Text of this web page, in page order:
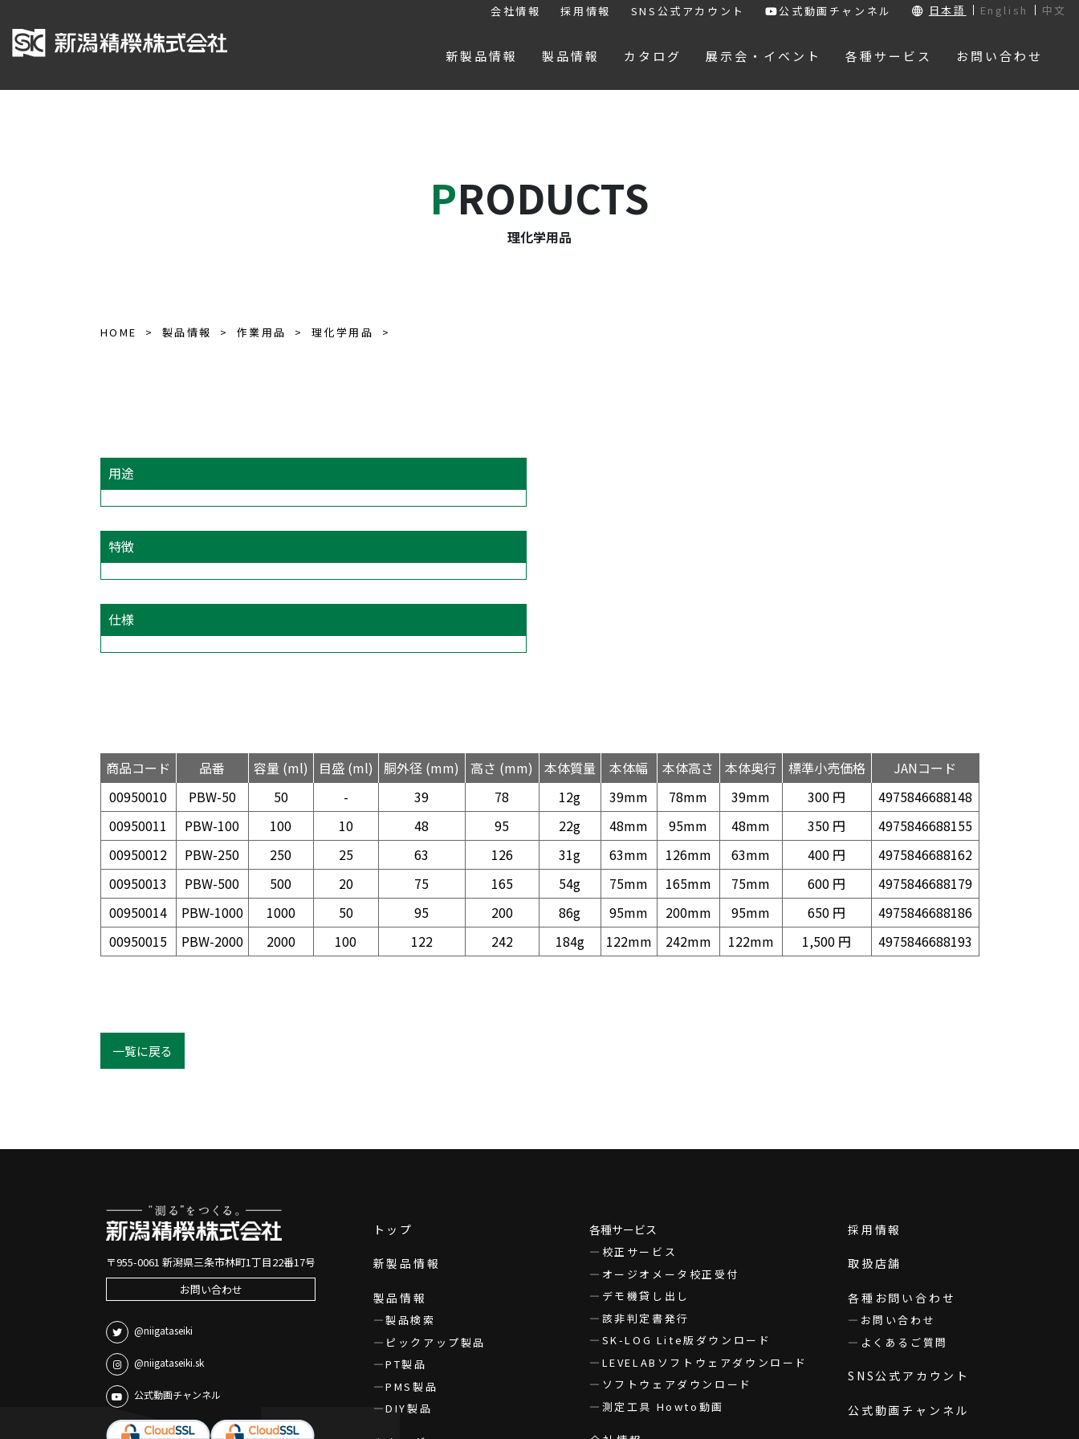
会社情報 採用情報 SNS公式アカウント 公式動画チャンネル 日本語 English 中文
新製品情報 製品情報 カタログ 展示会・イベント 各種サービス お問い合わせ
PRODUCTS
理化学用品
HOME 製品情報 作業用品 理化学用品
用途
特徴
仕様
商品コード 品番 容量 (ml) 目盛 (ml) 胴外径 (mm) 高さ (mm) 本体質量 本体幅 本体高さ 本体奥行 標準小売価格
JANコード
00950010
PBW-50 50 - 39 78 12g 39mm 78mm 39mm 300 円
4975846688148
00950011
PBW-100 100 10 48 95 22g 48mm 95mm 48mm 350 円
4975846688155
00950012
PBW-250 250 25 63 126 31g 63mm 126mm 63mm 400 円
4975846688162
00950013
PBW-500 500 20 75 165 54g 75mm 165mm 75mm 600 円
4975846688179
00950014
PBW-1000 1000 50 95 200 86g 95mm 200mm 95mm 650 円
4975846688186
00950015
PBW-2000 2000 100 122 242 184g 122mm 242mm 122mm 1,500 円 4975846688193
一覧に戻る
〒955-0061 新潟県三条市林町1丁目22番17号
お問い合わせ
@niigataseiki
@niigataseiki.sk
公式動画チャンネル
トップ
新製品情報
製品情報
製品検索
ピックアップ製品
PT製品
PMS製品
DIY製品
各種サービス
校正サービス
オージオメータ校正受付
デモ機貸し出し
該非判定書発行
SK-LOG Lite版ダウンロード
LEVELABソフトウェアダウンロード
ソフトウェアダウンロード
測定工具 Howto動画
採用情報
取扱店舗
各種お問い合わせ
お問い合わせ
よくあるご質問
SNS公式アカウント
公式動画チャンネル